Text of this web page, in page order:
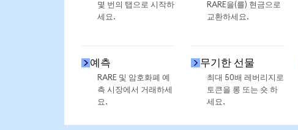
몇 번의 탭으로 시작하
세요.
RARE을(를) 현금으로
교환하세요.
예측
RARE 및 암호화폐 예
측 시장에서 거래하세
요.
무기한 선물
최대 50배 레버리지로
토큰을 롱 또는 숏 하
세요.